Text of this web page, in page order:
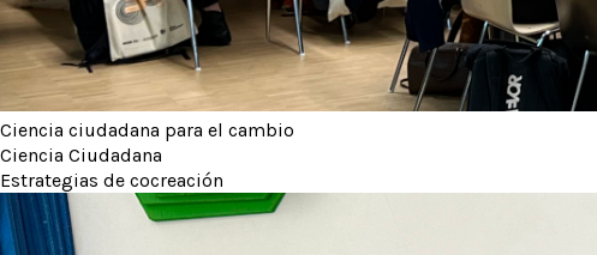
Ciencia ciudadana para el cambio
Ciencia Ciudadana
Estrategias de cocreación